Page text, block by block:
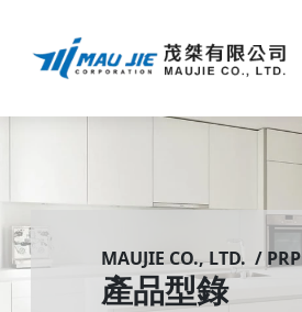
MAUJIE CO., LTD. /
產品型錄